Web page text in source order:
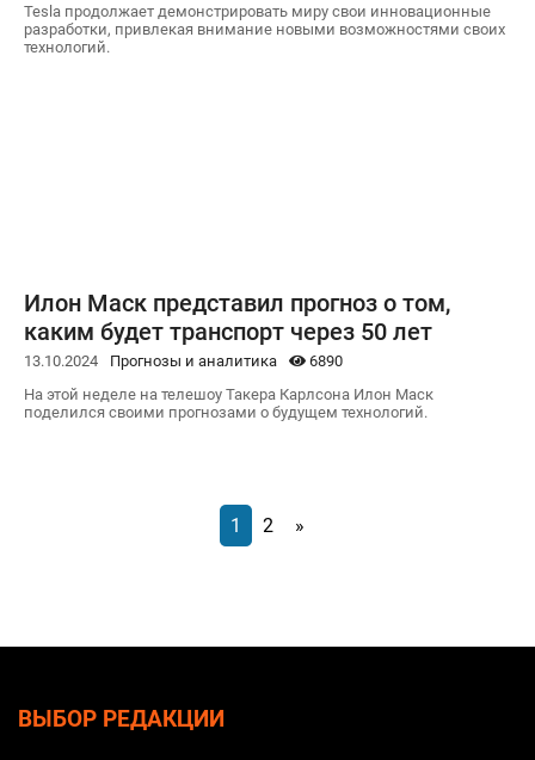
Tesla продолжает демонстрировать миру свои инновационные
разработки, привлекая внимание новыми возможностями своих
технологий.
Илон Маск представил прогноз о том,
каким будет транспорт через 50 лет
13.10.2024 Прогнозы и аналитика
6890
На этой неделе на телешоу Такера Карлсона Илон Маск
поделился своими прогнозами о будущем технологий.
1 2 »
ВЫБОР РЕДАКЦИИ